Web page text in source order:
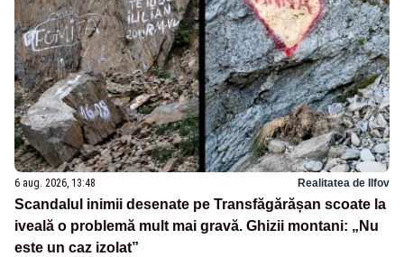
6 aug. 2026, 13:48 Realitatea de Ilfov
Scandalul inimii desenate pe Transfăgărășan scoate la
iveală o problemă mult mai gravă. Ghizii montani: „Nu
este un caz izolat”